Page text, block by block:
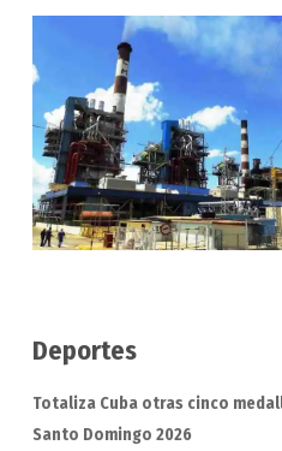
Deportes
Totaliza Cuba otras cinco
Santo Domingo 2026